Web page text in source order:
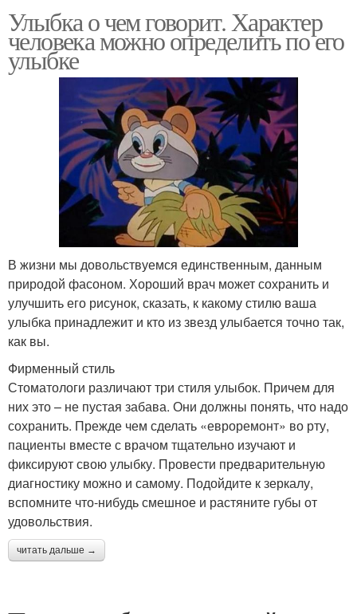
Улыбка о чем говорит. Характер
человека можно определить по его
улыбке
В жизни мы довольствуемся единственным, данным
природой фасоном. Хороший врач может сохранить и
улучшить его рисунок, сказать, к какому стилю ваша
улыбка принадлежит и кто из звезд улыбается точно так,
как вы.
Фирменный стиль
Стоматологи различают три стиля улыбок. Причем для
них это – не пустая забава. Они должны понять, что надо
сохранить. Прежде чем сделать «евро­ремонт» во рту,
пациенты вместе с врачом тщательно изучают и
фиксируют свою улыбку. Провести предварительную
диагностику можно и самому. Подойдите к зеркалу,
вспомните что-нибудь смешное и растяните губы от
удовольствия.
читать дальше →